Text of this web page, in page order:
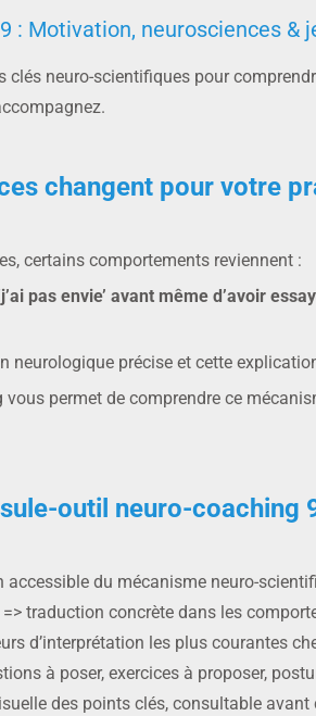
: Motivation, neurosciences &
clés neuro-scientifiques pour
changent pour votre
certains comportements reviennent :
pas envie’ avant même d’avoir
neurologique précise et cette
permet de comprendre ce
outil neuro-coaching
du mécanisme neuro-
traduction concrète dans les
d’interprétation les plus courantes
à poser, exercices à proposer,
des points clés, consultable avant